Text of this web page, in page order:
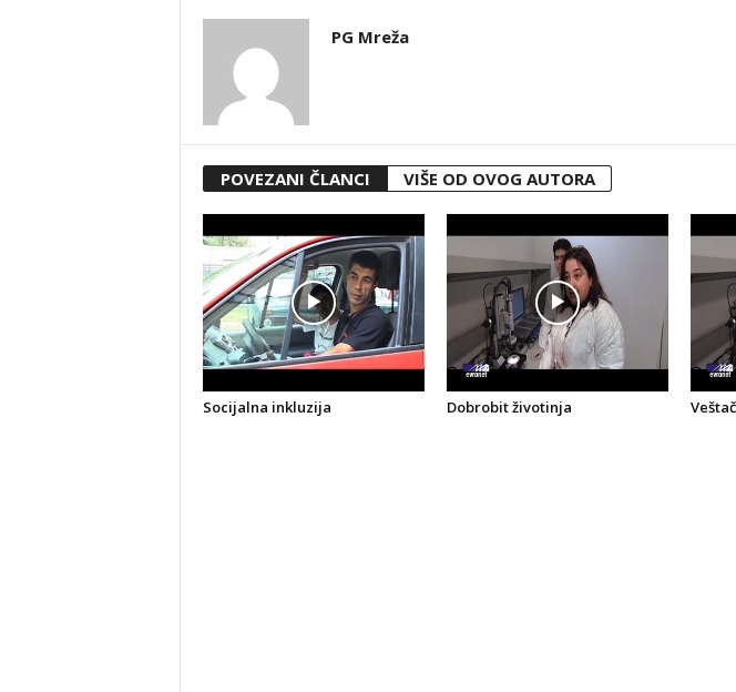
PG Mreža
POVEZANI ČLANCI VIŠE OD OVOG AUTORA
Socijalna inkluzija Dobrobit životinja